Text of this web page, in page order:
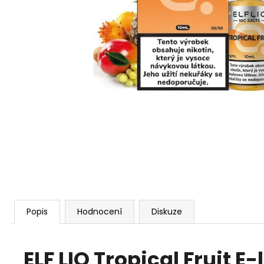
Popis Hodnocení Diskuze
VENIX PRO CAPPUCINO-X
Původně:169 Kč